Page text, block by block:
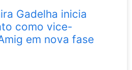
Gadelha inicia
como vice-
em nova fase